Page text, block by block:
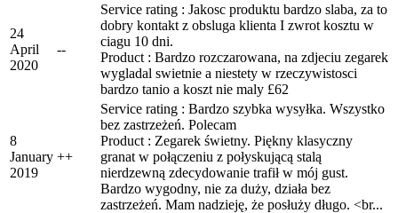
24
April
2020
--
Service rating : Jakosc produktu bardzo slaba, za to
dobry kontakt z obsluga klienta I zwrot kosztu w
ciagu 10 dni.
Product : Bardzo rozczarowana, na zdjeciu zegarek
wygladal swietnie a niestety w rzeczywistosci
bardzo tanio a koszt nie maly £62
8
January
2019
++
Service rating : Bardzo szybka wysyłka. Wszystko
bez zastrzeżeń. Polecam
Product : Zegarek świetny. Piękny klasyczny
granat w połączeniu z połyskującą stalą
nierdzewną zdecydowanie trafił w mój gust.
Bardzo wygodny, nie za duży, działa bez
zastrzeżeń. Mam nadzieję, że posłuży długo. <br...